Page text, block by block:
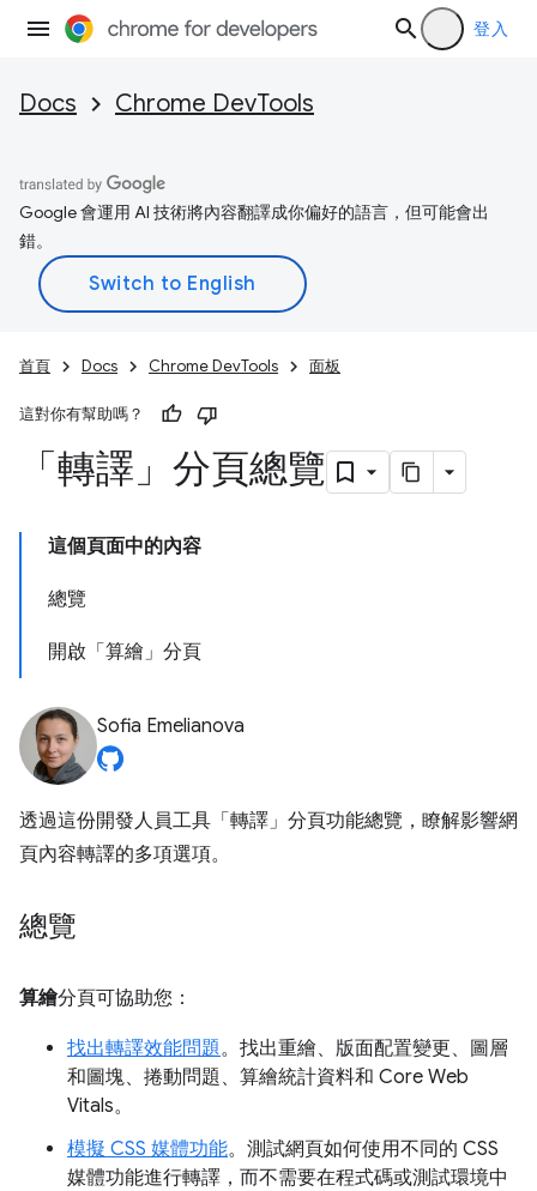
登入
Docs Chrome DevTools
Google 會運用 AI 技術將內容翻譯成你偏好的語言，但可能會出
錯。
首頁 Docs Chrome DevTools 面板
這對你有幫助嗎？
「轉譯」分頁總覽
這個頁面中的內容
總覽
開啟「算繪」分頁
Sofia Emelianova
透過這份開發人員工具「轉譯」 分頁功能總覽，瞭解影響網
頁內容轉譯的多項選項。
總覽
算繪分頁可協助您：
找出轉譯效能問題。找出重繪、版面配置變更、圖層
和圖塊、捲動問題、算繪統計資料和 Core Web
Vitals。
模擬 CSS 媒體功能。測試網頁如何使用不同的 CSS
媒體功能進行轉譯，而不需要在程式碼或測試環境中